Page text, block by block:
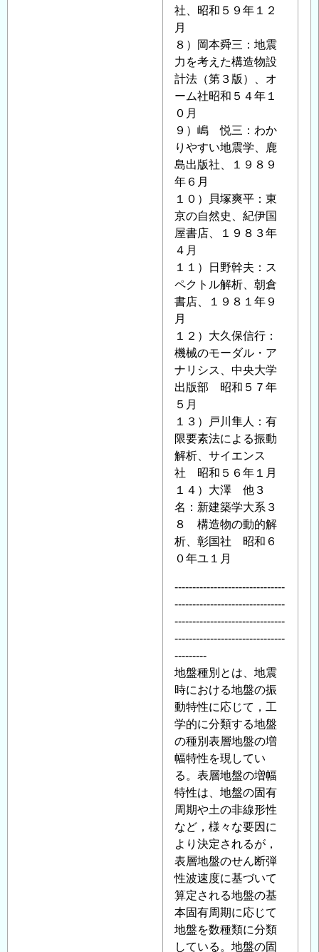
社、昭和５９年１２
月
８）岡本舜三：地震
力を考えた構造物設
計法（第３版）、オ
ーム社昭和５４年１
０月
９）嶋 悦三：わか
りやすい地震学、鹿
島出版社、１９８９
年６月
１０）貝塚爽平：東
京の自然史、紀伊国
屋書店、１９８３年
４月
１１）日野幹夫：ス
ペクトル解析、朝倉
書店、１９８１年９
月
１２）大久保信行：
機械のモーダル・ア
ナリシス、中央大学
出版部 昭和５７年
５月
１３）戸川隼人：有
限要素法による振動
解析、サイエンス
社 昭和５６年１月
１４）大澤 他３
名：新建築学大系３
８ 構造物の動的解
析、彰国社 昭和６
０年ユ１月
-------------------------------
-------------------------------
-------------------------------
-------------------------------
---------
地盤種別とは、地震
時における地盤の振
動特性に応じて，工
学的に分類する地盤
の種別表層地盤の増
幅特性を現してい
る。表層地盤の増幅
特性は、地盤の固有
周期や土の非線形性
など，様々な要因に
より決定されるが，
表層地盤のせん断弾
性波速度に基づいて
算定される地盤の基
本固有周期に応じて
地盤を数種類に分類
している。地盤の固